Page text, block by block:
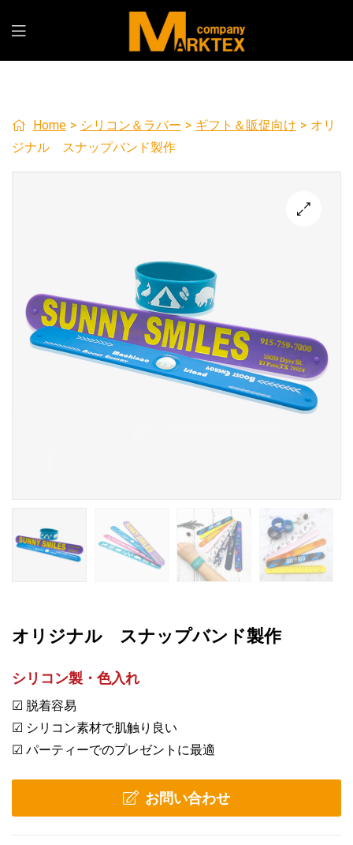
Home > シリコン＆ラバー > ギフト＆販促向け > オリ
ジナル スナップバンド製作
オリジナル スナップバンド製作
シリコン製・色入れ
☑ 脱着容易
☑ シリコン素材で肌触り良い
☑ パーティーでのプレゼントに最適
お問い合わせ